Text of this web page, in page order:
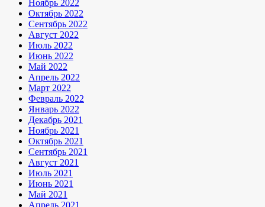
Ноябрь 2022
Октябрь 2022
Сентябрь 2022
Август 2022
Июль 2022
Июнь 2022
Май 2022
Апрель 2022
Март 2022
Февраль 2022
Январь 2022
Декабрь 2021
Ноябрь 2021
Октябрь 2021
Сентябрь 2021
Август 2021
Июль 2021
Июнь 2021
Май 2021